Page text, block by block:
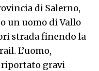
di Salerno,
un uomo di Vallo
strada finendo la
L’uomo,
riportato gravi